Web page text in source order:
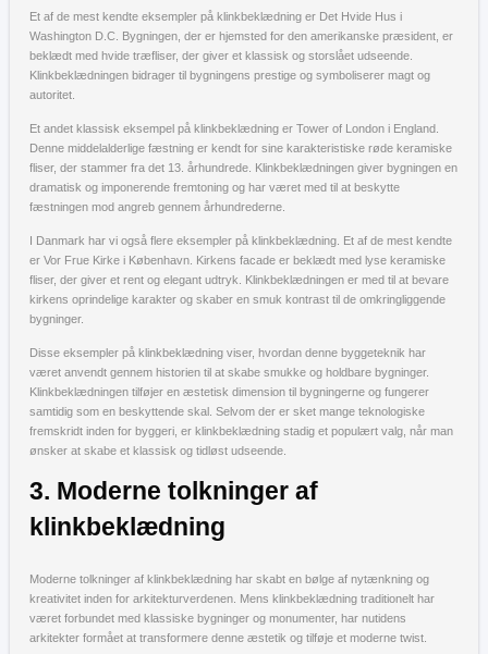
Et af de mest kendte eksempler på klinkbeklædning er Det Hvide Hus i
Washington D.C. Bygningen, der er hjemsted for den amerikanske præsident, er
beklædt med hvide træfliser, der giver et klassisk og storslået udseende.
Klinkbeklædningen bidrager til bygningens prestige og symboliserer magt og
autoritet.
Et andet klassisk eksempel på klinkbeklædning er Tower of London i England.
Denne middelalderlige fæstning er kendt for sine karakteristiske røde keramiske
fliser, der stammer fra det 13. århundrede. Klinkbeklædningen giver bygningen en
dramatisk og imponerende fremtoning og har været med til at beskytte
fæstningen mod angreb gennem århundrederne.
I Danmark har vi også flere eksempler på klinkbeklædning. Et af de mest kendte
er Vor Frue Kirke i København. Kirkens facade er beklædt med lyse keramiske
fliser, der giver et rent og elegant udtryk. Klinkbeklædningen er med til at bevare
kirkens oprindelige karakter og skaber en smuk kontrast til de omkringliggende
bygninger.
Disse eksempler på klinkbeklædning viser, hvordan denne byggeteknik har
været anvendt gennem historien til at skabe smukke og holdbare bygninger.
Klinkbeklædningen tilføjer en æstetisk dimension til bygningerne og fungerer
samtidig som en beskyttende skal. Selvom der er sket mange teknologiske
fremskridt inden for byggeri, er klinkbeklædning stadig et populært valg, når man
ønsker at skabe et klassisk og tidløst udseende.
3. Moderne tolkninger af
klinkbeklædning
Moderne tolkninger af klinkbeklædning har skabt en bølge af nytænkning og
kreativitet inden for arkitekturverdenen. Mens klinkbeklædning traditionelt har
været forbundet med klassiske bygninger og monumenter, har nutidens
arkitekter formået at transformere denne æstetik og tilføje et moderne twist.